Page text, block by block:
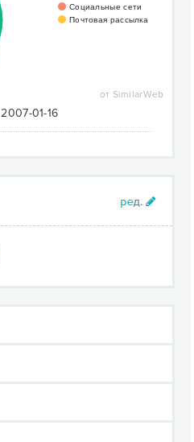
Социальные сети
Почтовая рассылка
от SimilarWeb
2007-01-16